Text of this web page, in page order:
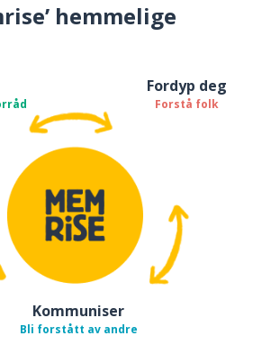
hemmelige
Fordyp deg
Forstå folk
Kommuniser
Bli forstått av andre